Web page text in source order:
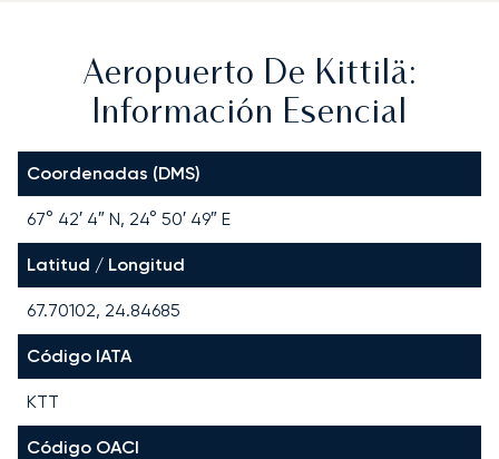
Aeropuerto De Kittilä:
Información Esencial
Coordenadas (DMS)
67° 42′ 4″ N, 24° 50′ 49″ E
Latitud / Longitud
67.70102, 24.84685
Código IATA
KTT
Código OACI